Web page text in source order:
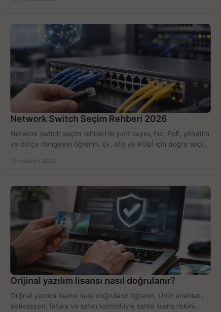
Network Switch Seçim Rehberi 2026
Network switch seçim rehberi ile port sayısı, hız, PoE, yönetim
ve bütçe dengesini öğrenin. Ev, ofis ve KOBİ için doğru seçimi
16 Haziran 2026
Orijinal yazılım lisansı nasıl doğrulanır?
Orijinal yazılım lisansı nasıl doğrulanır öğrenin. Ürün anahtarı,
aktivasyon, fatura ve satıcı kontrolüyle sahte lisans riskini